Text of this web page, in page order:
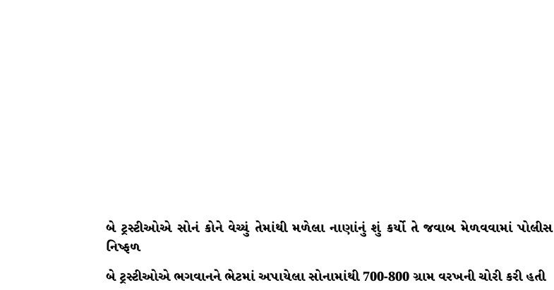
બે ટ્રસ્ટીઓએ સોનં કોને વેચ્યું તેમાંથી મળેલા નાણાંનું શું કર્યો તે જવાબ મેળવવામાં પોલીસ
નિષ્ફળ
બે ટ્રસ્ટીઓએ ભગવાનને ભેટમાં અપાયેલા સોનામાંથી 700-800 ગ્રામ વરખની ચોરી કરી હતી